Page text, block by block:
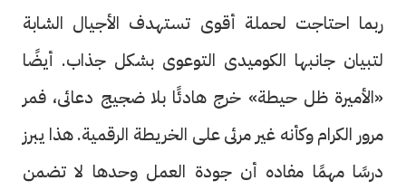
ربما احتاجت لحملة أقوى تستهدف الأجيال الشابة
لتبيان جانبها الكوميدى التوعوى بشكل جذاب. أيضًا
«الأميرة ظل حيطة» خرج هادئًا بلا ضجيج دعائى، فمر
مرور الكرام وكأنه غير مرئى على الخريطة الرقمية. هذا يبرز
درسًا مهمًا مفاده أن جودة العمل وحدها لا تضمن